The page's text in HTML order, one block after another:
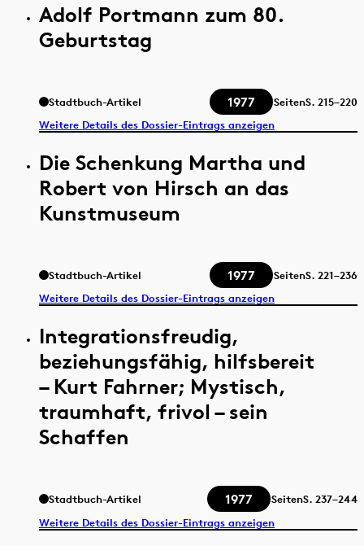
Adolf Portmann zum 80.
Geburtstag
Stadtbuch-Artikel 1977 SeitenS. 215–220
Weitere Details des Dossier-Eintrags anzeigen
Die Schenkung Martha und
Robert von Hirsch an das
Kunstmuseum
Stadtbuch-Artikel 1977 SeitenS. 221–236
Weitere Details des Dossier-Eintrags anzeigen
Integrationsfreudig,
beziehungsfähig, hilfsbereit
– Kurt Fahrner; Mystisch,
traumhaft, frivol – sein
Schaffen
Stadtbuch-Artikel 1977 SeitenS. 237–244
Weitere Details des Dossier-Eintrags anzeigen